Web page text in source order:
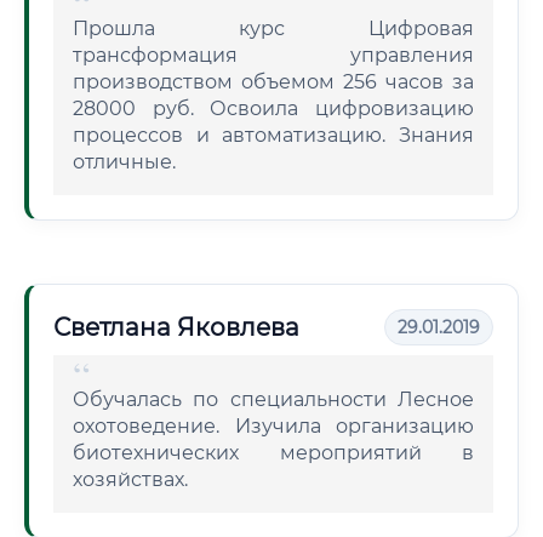
Прошла курс Цифровая
трансформация управления
производством объемом 256 часов за
28000 руб. Освоила цифровизацию
процессов и автоматизацию. Знания
отличные.
Светлана Яковлева 29.01.2019
Обучалась по специальности Лесное
охотоведение. Изучила организацию
биотехнических мероприятий в
хозяйствах.